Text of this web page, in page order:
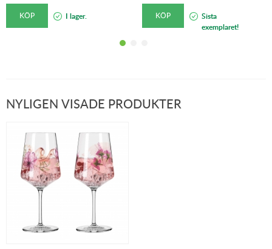
KÖP I lager. KÖP
Sista
exemplaret!
NYLIGEN VISADE PRODUKTER